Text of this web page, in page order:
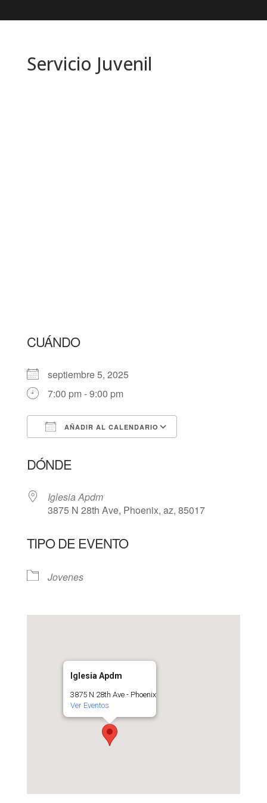
Servicio Juvenil
CUÁNDO
septiembre 5, 2025
7:00 pm - 9:00 pm
AÑADIR AL CALENDARIO
DÓNDE
Iglesia Apdm
3875 N 28th Ave, Phoenix, az, 85017
TIPO DE EVENTO
Jovenes
Iglesia Apdm
3875 N 28th Ave - Phoenix
Ver Eventos